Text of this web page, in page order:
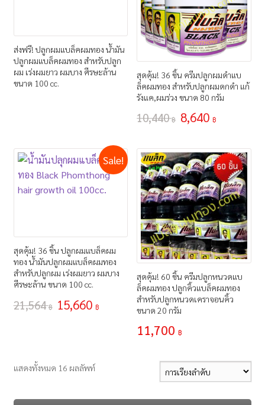
ส่งฟรี! ปลูกผมแบล็คผมทอง น้ำมัน
ปลูกผมแบล็คผมทอง สำหรับปลูก
ผม เร่งผมยาว ผมบาง ศีรษะล้าน
ขนาด 100 cc.
สุดคุ้ม! 36 ชิ้น ครีมปลูกผมดำแบ
ล็คผมทอง สำหรับปลูกผมดกดำ แก้
รังแค,ผมร่วง ขนาด 80 กรัม
10,440฿ 8,640 ฿
สุดคุ้ม! 36 ชิ้น ปลูกผมแบล็คผม
ทอง น้ำมันปลูกผมแบล็คผมทอง
สำหรับปลูกผม เร่งผมยาว ผมบาง
ศีรษะล้าน ขนาด 100 cc.
Sale!
21,564฿ 15,660 ฿
สุดคุ้ม! 60 ชิ้น ครีมปลูกหนวดแบ
ล็คผมทอง ปลูกคิ้วแบล็คผมทอง
สำหรับปลูกหนวดเคราจอนคิ้ว
ขนาด 20 กรัม
11,700฿
แสดงทั้งหมด 16 ผลลัพท์